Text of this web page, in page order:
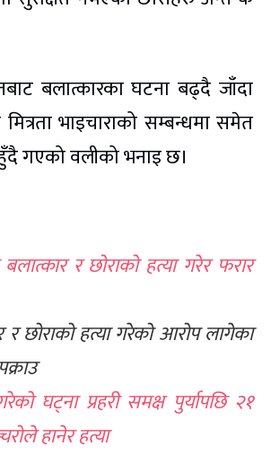
बलात्कारका घटना बढ्दै जाँदा
भाइचाराको सम्बन्धमा समेत
गएको वलीको भनाइ छ।
र छोराको हत्या गरेर फरार
र छोराको हत्या गरेको आरोप लागेका
घट्ना प्रहरी समक्ष पुर्यापछि २१
हानेर हत्या